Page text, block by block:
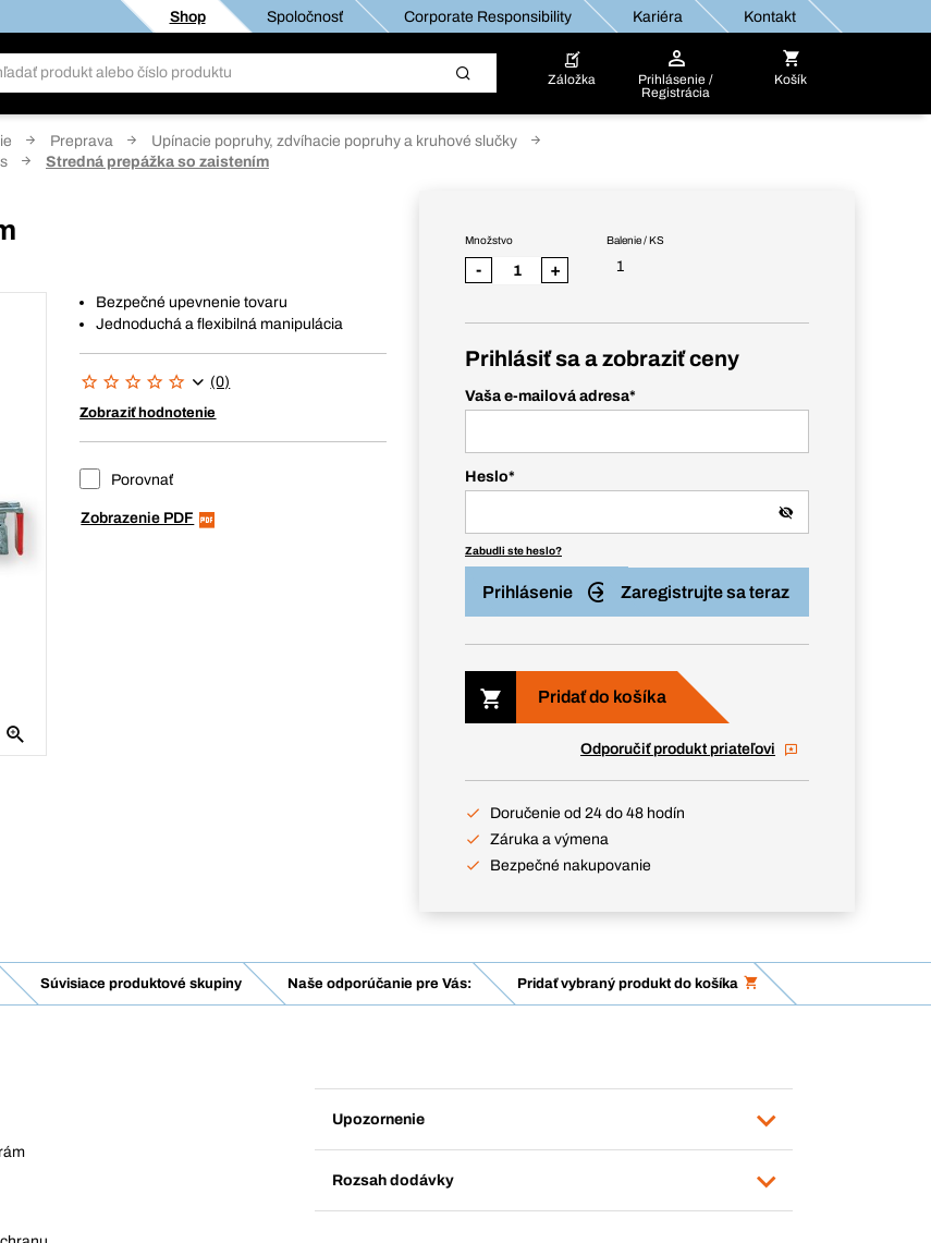
Shop Spoločnosť Corporate Responsibility Kariéra Kontakt
Záložka
Prihlásenie /
Registrácia
Košík
Preprava
Upínacie popruhy, zdvíhacie popruhy a kruhové slučky
Stredná prepážka so zaistením
Bezpečné upevnenie tovaru
Jednoduchá a flexibilná manipulácia
(0)
Zobraziť hodnotenie
Porovnať
Zobrazenie PDF
Balenie / KS
1
Množstvo
- +
Prihlásiť sa a zobraziť ceny
Vaša e-mailová adresa*
Heslo*
Zabudli ste heslo?
Prihlásenie Zaregistrujte sa teraz
Pridať do košíka
Odporučiť produkt priateľovi
Doručenie od 24 do 48 hodín
Záruka a výmena
Bezpečné nakupovanie
Súvisiace produktové skupiny Naše odporúčanie pre Vás: Pridať vybraný produkt do košíka
Upozornenie
Rozsah dodávky